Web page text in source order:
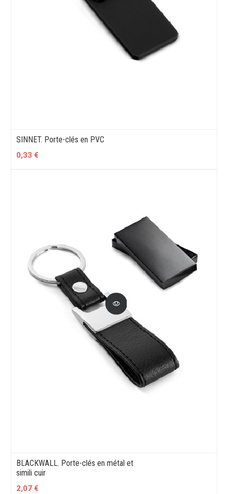
SINNET. Porte-clés en PVC
0,33 €
BLACKWALL. Porte-clés en métal et
simili cuir
2,07 €